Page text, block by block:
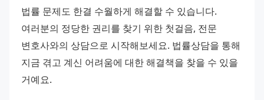
법률 문제도 한결 수월하게 해결할 수 있습니다.
여러분의 정당한 권리를 찾기 위한 첫걸음, 전문
변호사와의 상담으로 시작해보세요. 법률상담을 통해
지금 겪고 계신 어려움에 대한 해결책을 찾을 수 있을
거예요.